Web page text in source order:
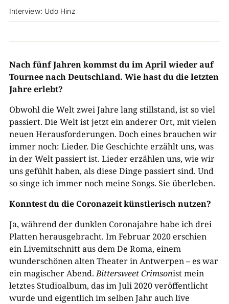
Interview: Udo Hinz
Nach fünf Jahren kommst du im April wieder auf
Tournee nach Deutschland. Wie hast du die letzten
Jahre erlebt?
Obwohl die Welt zwei Jahre lang stillstand, ist so viel
passiert. Die Welt ist jetzt ein anderer Ort, mit vielen
neuen Herausforderungen. Doch eines brauchen wir
immer noch: Lieder. Die Geschichte erzählt uns, was
in der Welt passiert ist. Lieder erzählen uns, wie wir
uns gefühlt haben, als diese Dinge passiert sind. Und
so singe ich immer noch meine Songs. Sie überleben.
Konntest du die Coronazeit künstlerisch nutzen?
Ja, während der dunklen Coronajahre habe ich drei
Platten herausgebracht. Im Februar 2020 erschien
ein Livemitschnitt aus dem De Roma, einem
wunderschönen alten Theater in Antwerpen – es war
ein magischer Abend.Bittersweet Crimsonist mein
letztes Studioalbum, das im Juli 2020 veröffentlicht
wurde und eigentlich im selben Jahr auch live